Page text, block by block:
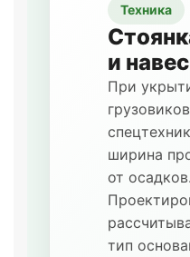
Техника
и навес
При
ширина
от осадков.
тип